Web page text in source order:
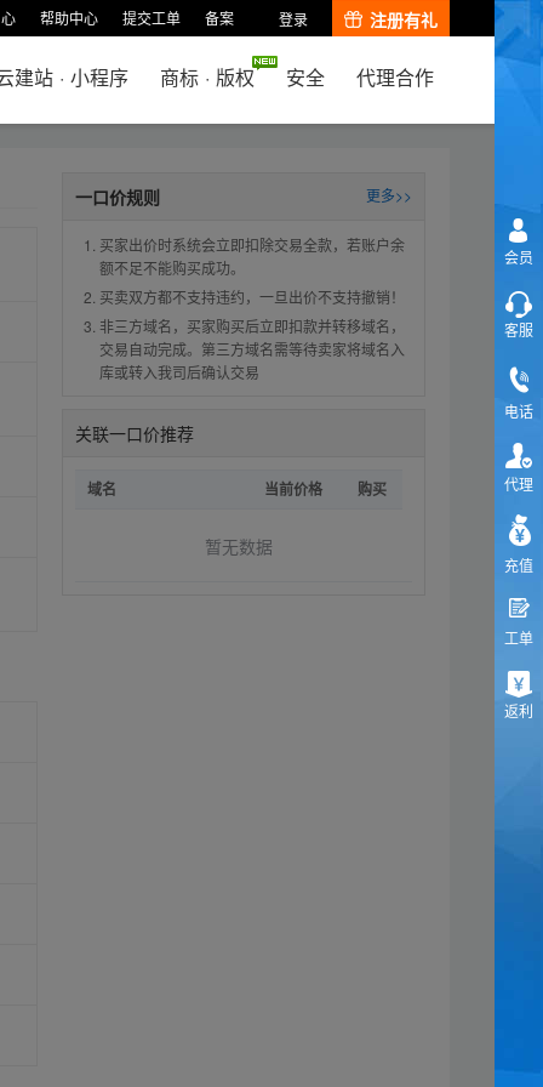
帮助中心 提交工单 备案 登录 注册有礼
建站 · 小程序 商标 · 版权 安全 代理合作
一口价规则 更多>>
买家出价时系统会立即扣除交易全款，若账户余
额不足不能购买成功。
买卖双方都不支持违约，一旦出价不支持撤销！
非三方域名，买家购买后立即扣款并转移域名，
交易自动完成。第三方域名需等待卖家将域名入
库或转入我司后确认交易
关联一口价推荐
域名 当前价格 购买
暂无数据
会员
客服
电话
代理
充值
工单
返利